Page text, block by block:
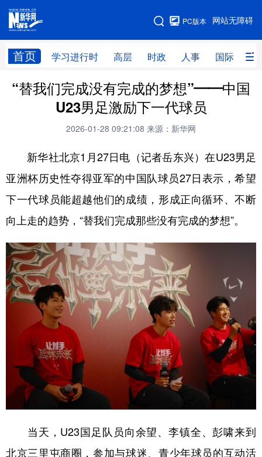
网站无障碍
PC版本
首页 学习进行时 高层 时政 人事 国际 财
网站地图
学习进行时 高层 时政 人事
财经 网评
科技 科创 量子 体育
文化 健康 军事
食品 人居 信息化
学术中国 乡村振兴 银龄 溯源中国
城市 旅游 能源 会展
彩票 时尚 悦读
公益 一带一路 亚太网 上市公司
文化产业
地方频道
北京 天津 河北 山西
“替我们完成没有完成的梦想”——中国
U23男足激励下一代球员
2026-01-28 09:21:08 来源：新华网
新华社北京1月27日电（记者岳东兴）在U23男足
亚洲杯历史性夺得亚军的中国队球员27日表示，希望
下一代球员能超越他们的成绩，形成正向循环、不断
向上走的趋势，“替我们完成那些没有完成的梦想”。
当天，U23国足队员向余望、李镇全、彭啸来到
北京三里屯商圈，参加与球迷、青少年球员的互动活